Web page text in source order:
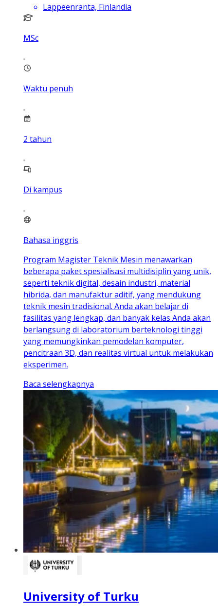
Lappeenranta, Finlandia
MSc
Waktu penuh
2 tahun
Di kampus
Bahasa inggris
Program Magister Teknik Mesin menawarkan
beberapa paket spesialisasi multidisiplin yang unik,
seperti teknik digital, desain industri, material
hibrida, dan manufaktur aditif, yang mendukung
teknik mesin tradisional. Anda akan belajar di
fasilitas yang lengkap, dan banyak kelas Anda akan
berlangsung di laboratorium berteknologi tinggi
yang memungkinkan pemodelan komputer,
pencitraan 3D, dan realitas virtual untuk melakukan
eksperimen.
Baca selengkapnya
University of Turku